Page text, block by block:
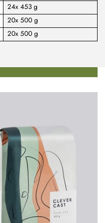
24x 453 g
20x 500 g
20x 500 g